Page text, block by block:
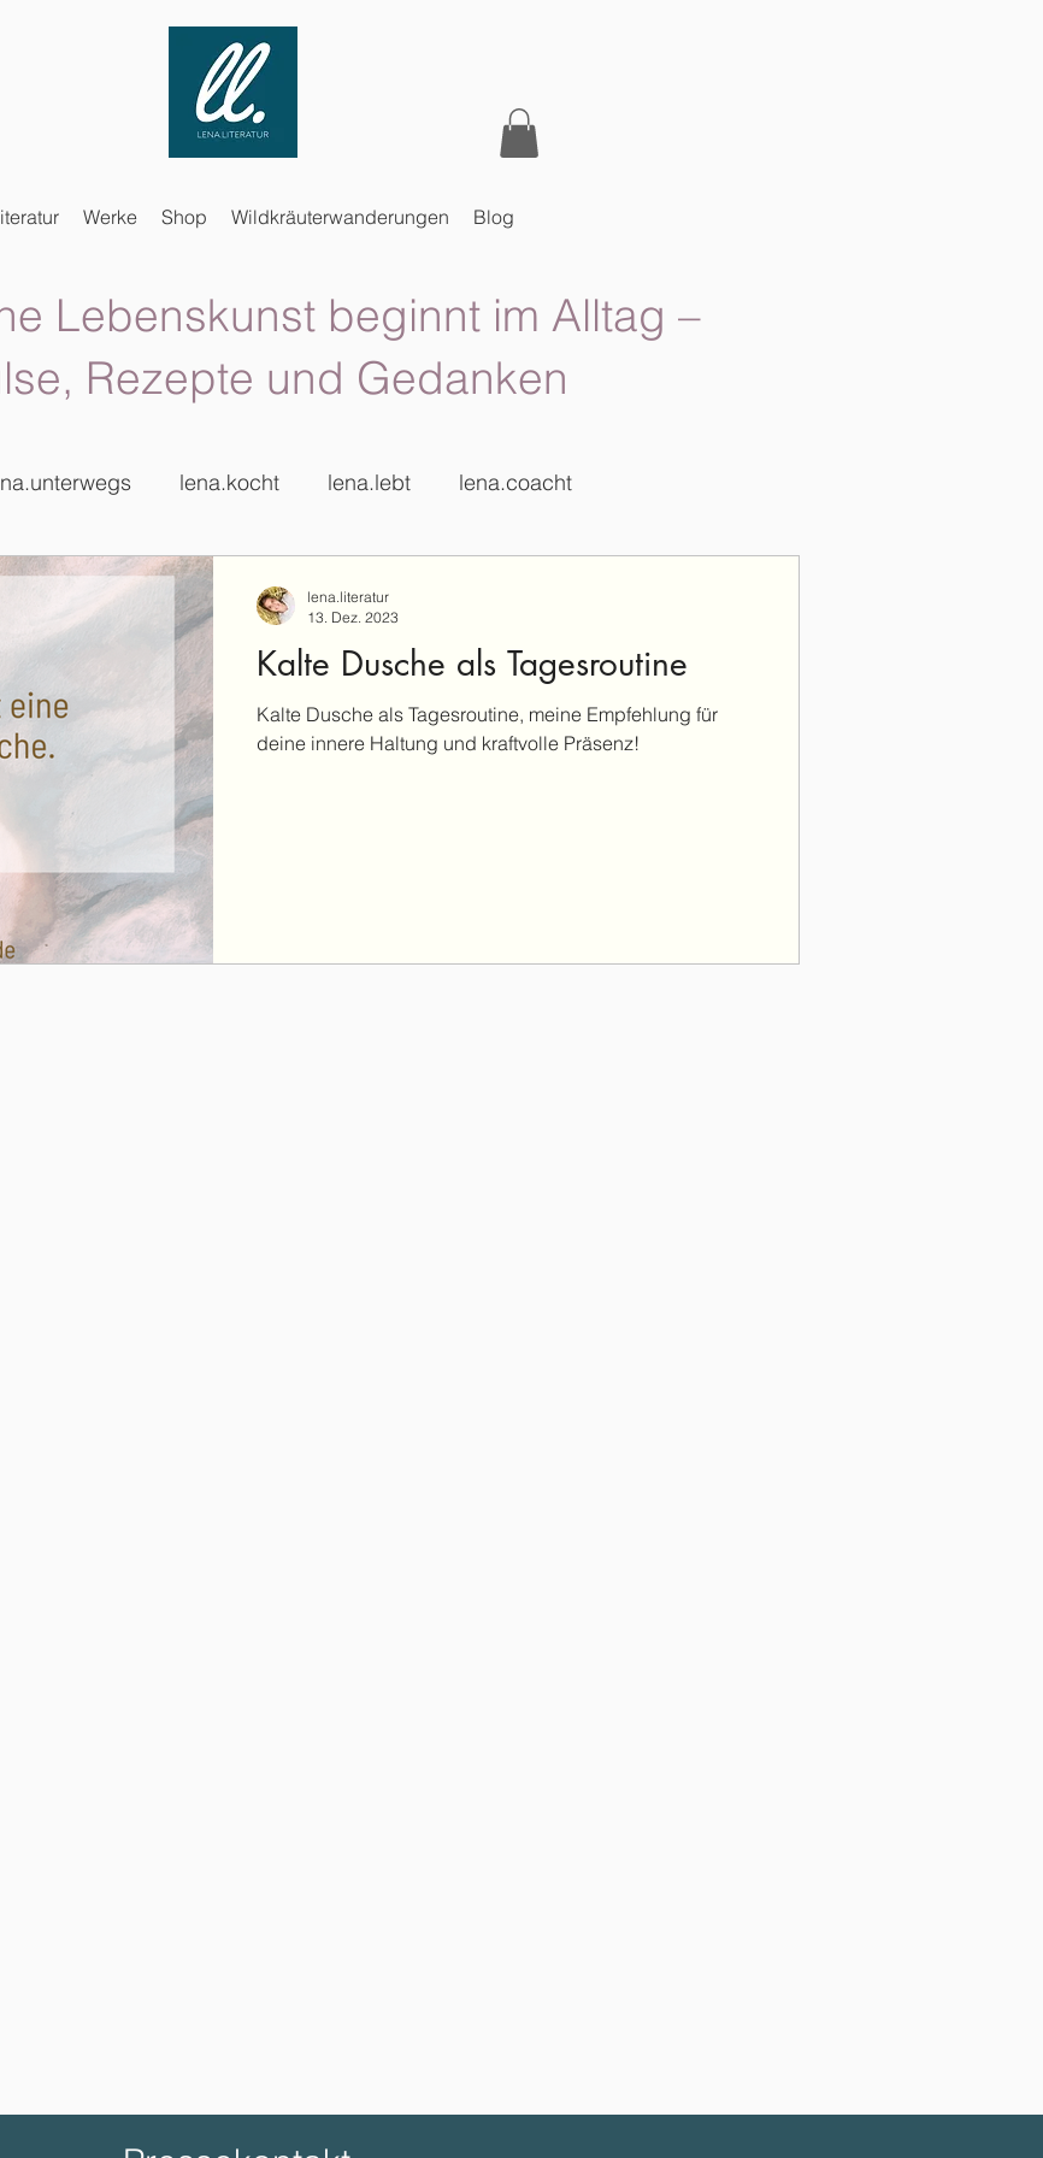
Werke Shop Wildkräuterwanderungen Blog
Lebenskunst beginnt im Alltag –
Rezepte und Gedanken
lena.kocht lena.lebt lena.coacht
Kalte Dusche als Tagesroutine
Kalte Dusche als Tagesroutine, meine Empfehlung für
deine innere Haltung und kraftvolle Präsenz!
lena.literatur
13. Dez. 2023